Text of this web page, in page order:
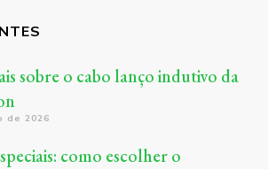
sobre o cabo lanço indutivo da
de 2026
como escolher o